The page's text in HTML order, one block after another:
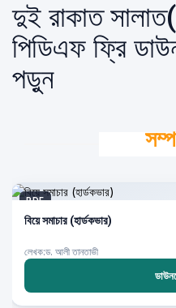
দুই রাকাত
পিডিএফ ফ্রি
পড়ুন
PDF
বিয়ে সমাচার (হার্ডকভার)
লেখক:ড. আলী তানতাভী